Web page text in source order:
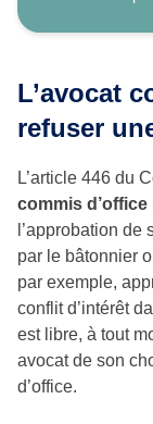
L’avocat
refuser
L’article 446 du
commis
l’approbation de
par le bâtonnier
par exemple,
conflit d’intérêt
est libre, à tout
avocat de son
d’office.